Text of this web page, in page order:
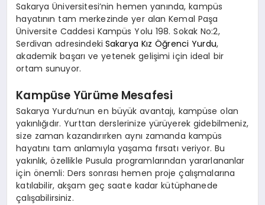
Sakarya Üniversitesi’nin hemen yanında, kampüs
hayatının tam merkezinde yer alan Kemal Paşa
Üniversite Caddesi Kampüs Yolu 198. Sokak No:2,
Serdivan adresindeki Sakarya Kız Öğrenci Yurdu,
akademik başarı ve yetenek gelişimi için ideal bir
ortam sunuyor.
Kampüse Yürüme Mesafesi
Sakarya Yurdu’nun en büyük avantajı, kampüse olan
yakınlığıdır. Yurttan derslerinize yürüyerek gidebilmeniz,
size zaman kazandırırken aynı zamanda kampüs
hayatını tam anlamıyla yaşama fırsatı veriyor. Bu
yakınlık, özellikle Pusula programlarından yararlananlar
için önemli: Ders sonrası hemen proje çalışmalarına
katılabilir, akşam geç saate kadar kütüphanede
çalışabilirsiniz.